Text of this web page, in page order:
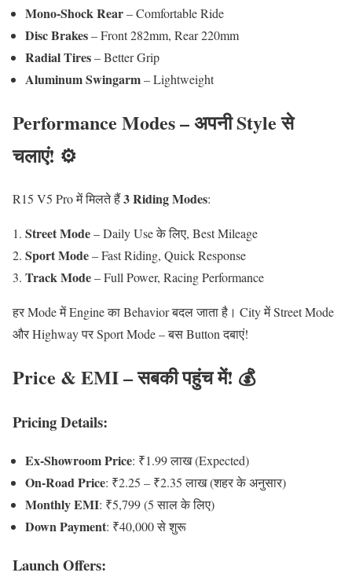
Mono-Shock Rear– Comfortable Ride
Disc Brakes– Front 282mm, Rear 220mm
Radial Tires– Better Grip
Aluminum Swingarm– Lightweight
Performance Modes – अपनी Style से
चलाएं! ⚙️
R15 V5 Pro में मिलते हैं3 Riding Modes:
Street Mode– Daily Use के लिए, Best Mileage
Sport Mode– Fast Riding, Quick Response
Track Mode– Full Power, Racing Performance
हर Mode में Engine का Behavior बदल जाता है। City में Street Mode
और Highway पर Sport Mode – बस Button दबाएं!
Price & EMI – सबकी पहुंच में! 💰
Pricing Details:
Ex-Showroom Price: ₹1.99 लाख (Expected)
On-Road Price: ₹2.25 – ₹2.35 लाख (शहर के अनुसार)
Monthly EMI: ₹5,799 (5 साल के लिए)
Down Payment: ₹40,000 से शुरू
Launch Offers: